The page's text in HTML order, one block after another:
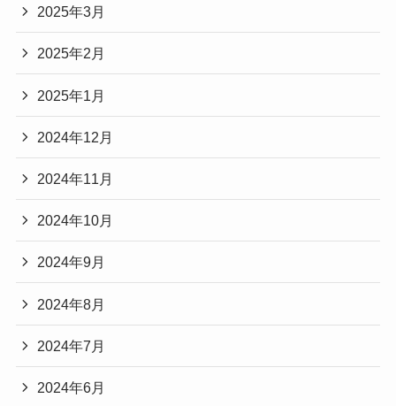
2025年3月
2025年2月
2025年1月
2024年12月
2024年11月
2024年10月
2024年9月
2024年8月
2024年7月
2024年6月